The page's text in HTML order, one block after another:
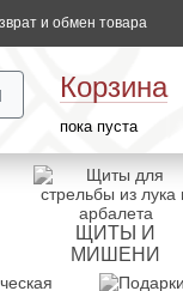
и обмен товара
Корзина
пока пуста
ЩИТЫ И
МИШЕНИ